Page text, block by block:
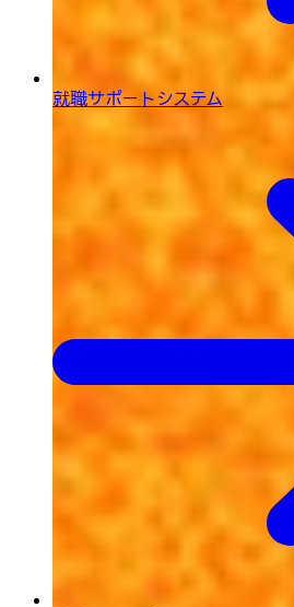
就職サポートシステム